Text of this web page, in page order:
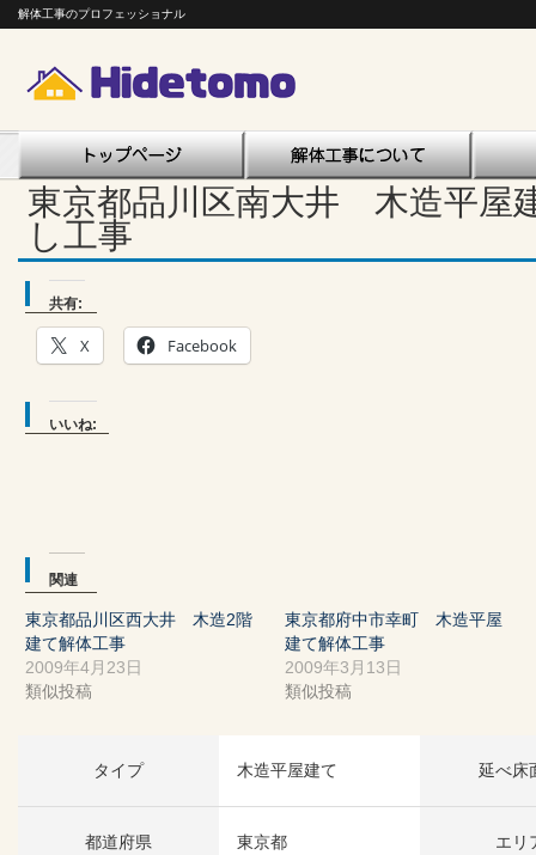
解体工事のプロフェッショナル
東京都品川区南大井 木造平屋
し工事
共有:
X Facebook
いいね:
関連
東京都品川区西大井 木造2階
建て解体工事
2009年4月23日
類似投稿
東京都府中市幸町 木造平屋
建て解体工事
2009年3月13日
類似投稿
タイプ 木造平屋建て 延べ床
都道府県 東京都 エリ